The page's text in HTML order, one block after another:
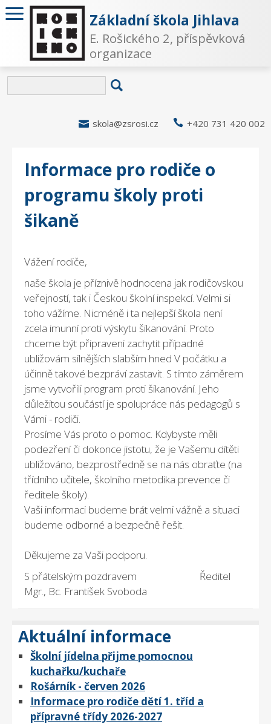
Základní škola Jihlava
E. Rošického 2, příspěvková
organizace
 skola@zsrosi.cz  +420 731 420 002
Informace pro rodiče o
programu školy proti
šikaně
Vážení rodiče,
naše škola je příznivě hodnocena jak rodičovskou
veřejností, tak i Českou školní inspekcí. Velmi si
toho vážíme. Nicméně i ta nejlepší škola není
zcela imunní proti výskytu šikanování. Proto
chceme být připraveni zachytit případné
ubližovám silnějších slabším hned V počátku a
účinně takové bezpráví zastavit. S tímto záměrem
jsme vytvořili program proti šikanování. Jeho
důležitou součástí je spolupráce nás pedagogů s
Vámi - rodiči.
Prosíme Vás proto o pomoc. Kdybyste měli
podezření či dokonce jistotu, že je Vašemu dítěti
ubližováno, bezprostředně se na nás obraťte (na
třídního učitele, školního metodika prevence či
ředitele školy).
Vaši informaci budeme brát velmi vážně a situaci
budeme odborné a bezpečně řešit.
Děkujeme za Vaši podporu.
S přátelským pozdravem Ředitel
Mgr., Bc. František Svoboda
Aktuální informace
Školní jídelna přijme pomocnou
kuchařku/kuchaře
Rošárník - červen 2026
Informace pro rodiče dětí 1. tříd a
přípravné třídy 2026-2027